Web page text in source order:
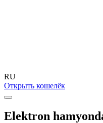
RU
Открыть кошелёк
Elektron